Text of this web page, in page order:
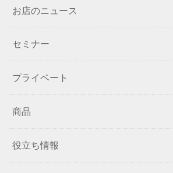
お店のニュース
セミナー
プライベート
商品
役立ち情報